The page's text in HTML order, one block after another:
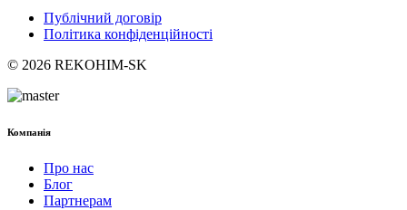
Публічний договір
Політика конфіденційності
© 2026 REKOHIM-SK
Компанія
Про нас
Блог
Партнерам